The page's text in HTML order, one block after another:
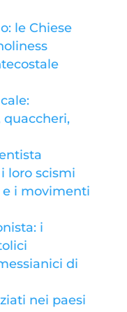
le Chiese
loro scismi
e i movimenti
i
di
nei paesi